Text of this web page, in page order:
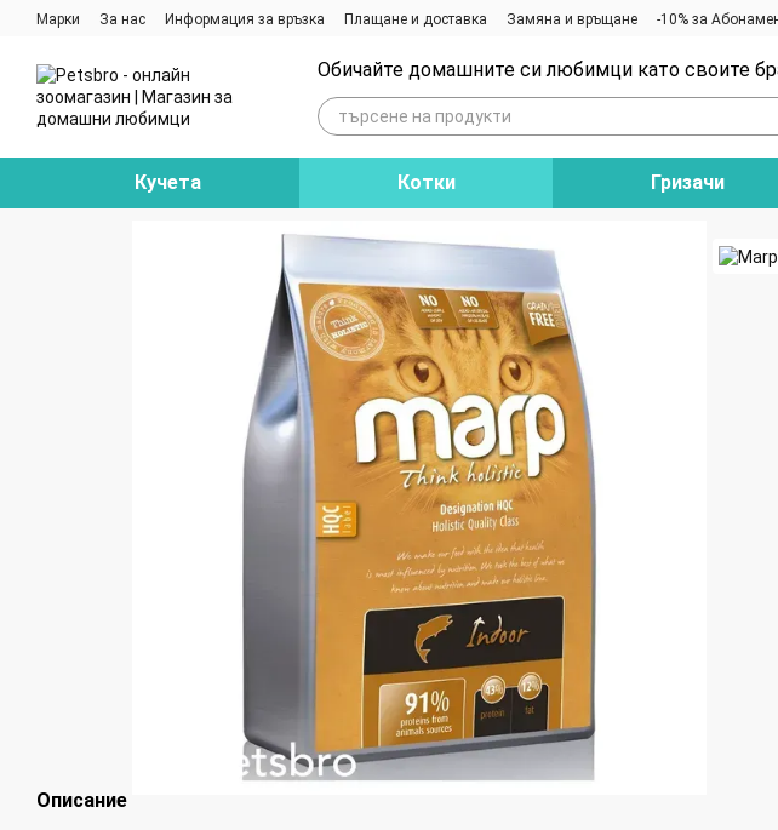
Премини към основното съдържание
Марки За нас Информация за връзка Плащане и доставка Замяна и връщане -10% за
Обичайте домашните си любимци като своите
Кучета Котки Гризачи
Описание